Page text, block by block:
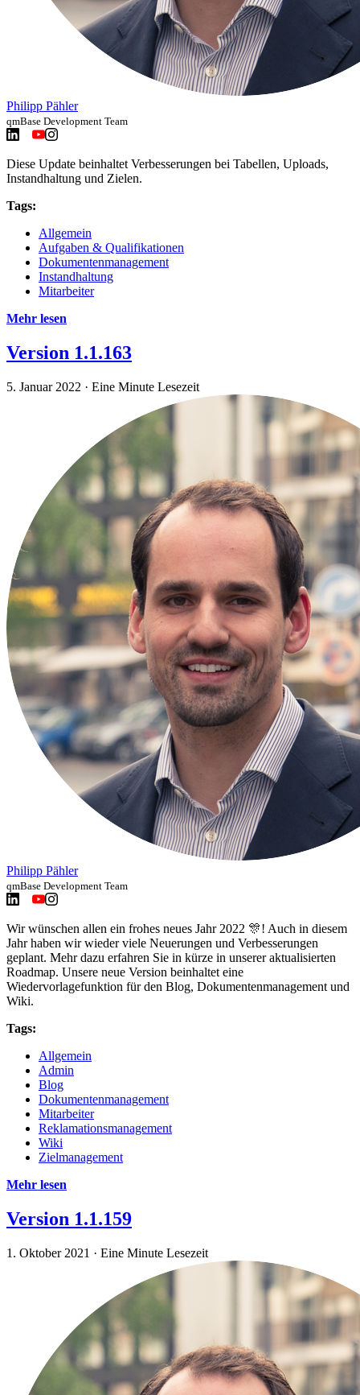
Philipp Pähler
qmBase Development Team
Diese Update beinhaltet Verbesserungen bei Tabellen, Uploads,
Instandhaltung und Zielen.
Tags:
Allgemein
Aufgaben & Qualifikationen
Dokumentenmanagement
Instandhaltung
Mitarbeiter
Mehr lesen
Version 1.1.163
5. Januar 2022 · Eine Minute Lesezeit
Philipp Pähler
qmBase Development Team
Wir wünschen allen ein frohes neues Jahr 2022 🎊! Auch in diesem
Jahr haben wir wieder viele Neuerungen und Verbesserungen
geplant. Mehr dazu erfahren Sie in kürze in unserer aktualisierten
Roadmap. Unsere neue Version beinhaltet eine
Wiedervorlagefunktion für den Blog, Dokumentenmanagement und
Wiki.
Tags:
Allgemein
Admin
Blog
Dokumentenmanagement
Mitarbeiter
Reklamationsmanagement
Wiki
Zielmanagement
Mehr lesen
Version 1.1.159
1. Oktober 2021 · Eine Minute Lesezeit